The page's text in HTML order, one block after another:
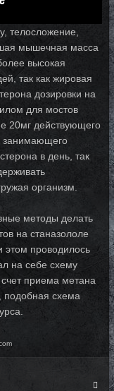
телосложение,
мышечная масса
высокая
так как жировая
дозировки на
для мостов
20мг действующего
занимающего
в день, так
организм.
методы делать
на станазололе
этом проводилось
на себе схему
приема метана
подобная схема